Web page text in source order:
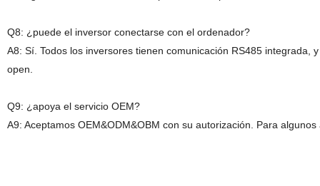
Q8: ¿puede el inversor conectarse con el ordenador?
A8: Sí. Todos los inversores tienen comunicación RS485 integrada,
open.
Q9: ¿apoya el servicio OEM?
A9: Aceptamos OEM&ODM&OBM con su autorización. Para